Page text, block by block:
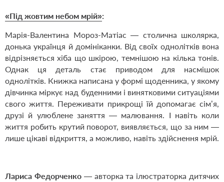
«Під жовтим небом мрій»:
Марія-Валентина Мороз-Матіас — столична школярка,
донька українця й домініканки. Від своїх однолітків вона
відрізняється хіба що шкірою, темнішою на кілька тонів.
Однак ця деталь стає приводом для насмішок
однолітків. Книжка написана у формі щоденника, у якому
дівчинка міркує над буденними і винятковими ситуаціями
свого життя. Переживати прикрощі їй допомагає сім’я,
друзі й улюблене заняття — малювання. І навіть коли
життя робить крутий поворот, виявляється, що за ним —
лише цікаві відкриття, а можливо, навіть здійснення мрій.
Лариса Федорченко— авторка та ілюстраторка дитячих